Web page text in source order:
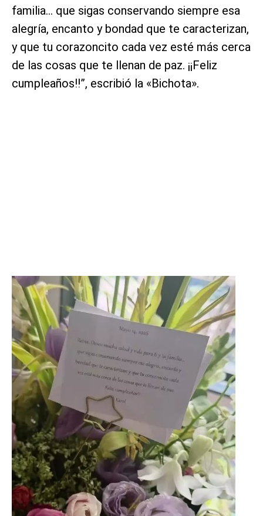
familia… que sigas conservando siempre esa
alegría, encanto y bondad que te caracterizan,
y que tu corazoncito cada vez esté más cerca
de las cosas que te llenan de paz. ¡¡Feliz
cumpleaños!!”, escribió la «Bichota».